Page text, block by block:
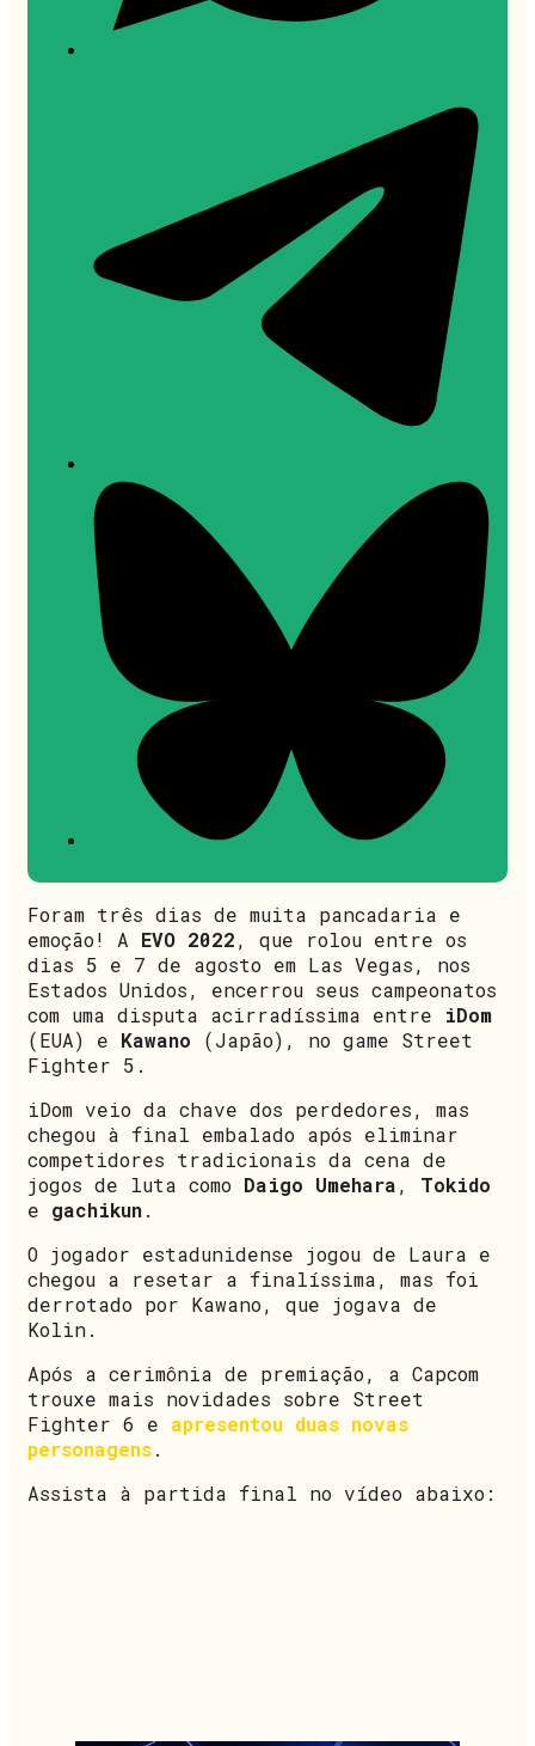
Foram três dias de muita pancadaria e
emoção! A EVO 2022, que rolou entre os
dias 5 e 7 de agosto em Las Vegas, nos
Estados Unidos, encerrou seus campeonatos
com uma disputa acirradíssima entre iDom
(EUA) e Kawano (Japão), no game Street
Fighter 5.
iDom veio da chave dos perdedores, mas
chegou à final embalado após eliminar
competidores tradicionais da cena de
jogos de luta como Daigo Umehara, Tokido
e gachikun.
O jogador estadunidense jogou de Laura e
chegou a resetar a finalíssima, mas foi
derrotado por Kawano, que jogava de
Kolin.
Após a cerimônia de premiação, a Capcom
trouxe mais novidades sobre Street
Fighter 6 e apresentou duas novas
personagens.
Assista à partida final no vídeo abaixo: